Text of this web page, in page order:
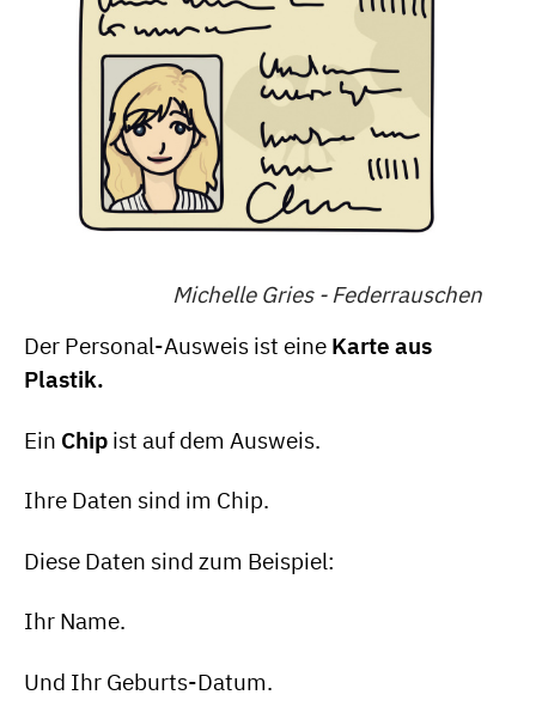
Michelle Gries - Federrauschen
Der Personal-Ausweis ist eine Karte aus
Plastik.
Ein Chip ist auf dem Ausweis.
Ihre Daten sind im Chip.
Diese Daten sind zum Beispiel:
Ihr Name.
Und Ihr Geburts-Datum.